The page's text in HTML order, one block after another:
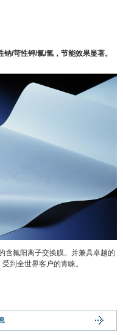
/苛性钾/氯/氢，节能效果显著。
含氟阳离子交换膜。并兼具卓越的
到全世界客户的青睐。